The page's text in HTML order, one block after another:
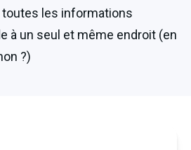
toutes les informations
à un seul et même endroit (en
?)